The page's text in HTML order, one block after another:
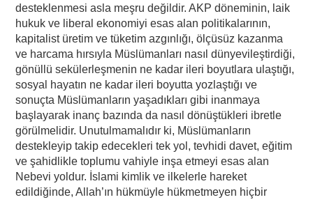
desteklenmesi asla meşru değildir. AKP döneminin, laik
hukuk ve liberal ekonomiyi esas alan politikalarının,
kapitalist üretim ve tüketim azgınlığı, ölçüsüz kazanma
ve harcama hırsıyla Müslümanları nasıl dünyevileştirdiği,
gönüllü sekülerleşmenin ne kadar ileri boyutlara ulaştığı,
sosyal hayatın ne kadar ileri boyutta yozlaştığı ve
sonuçta Müslümanların yaşadıkları gibi inanmaya
başlayarak inanç bazında da nasıl dönüştükleri ibretle
görülmelidir. Unutulmamalıdır ki, Müslümanların
destekleyip takip edecekleri tek yol, tevhidi davet, eğitim
ve şahidlikle toplumu vahiyle inşa etmeyi esas alan
Nebevi yoldur. İslami kimlik ve ilkelerle hareket
edildiğinde, Allah’ın hükmüyle hükmetmeyen hiçbir